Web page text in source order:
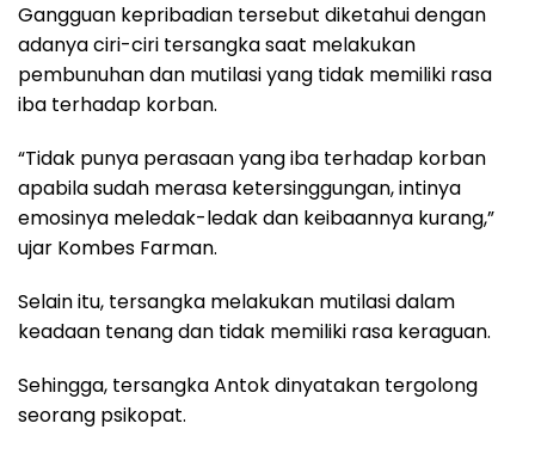
Gangguan kepribadian tersebut diketahui dengan
adanya ciri-ciri tersangka saat melakukan
pembunuhan dan mutilasi yang tidak memiliki rasa
iba terhadap korban.
“Tidak punya perasaan yang iba terhadap korban
apabila sudah merasa ketersinggungan, intinya
emosinya meledak-ledak dan keibaannya kurang,”
ujar Kombes Farman.
Selain itu, tersangka melakukan mutilasi dalam
keadaan tenang dan tidak memiliki rasa keraguan.
Sehingga, tersangka Antok dinyatakan tergolong
seorang psikopat.